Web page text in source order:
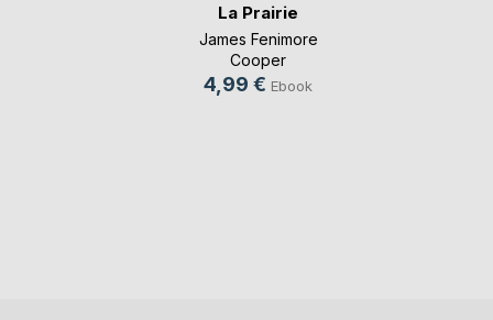
La Prairie
James Fenimore
Cooper
4,99 € Ebook